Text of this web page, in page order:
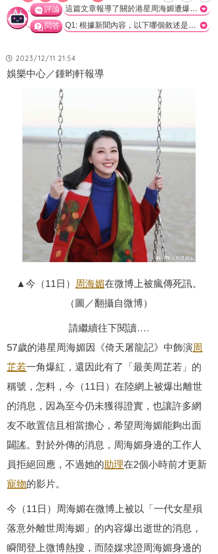
評論 這篇文章報導了關於港星周海媚遭爆離世的消息。目前周海媚身邊的工作人員拒絕回應這一消息，只有助理在2個小時前更新了寵物的影片。這一消息在社群網站上迅速傳播，引起了網友的關注和討論。一些網友認為工作人員的拒絕回應很奇怪，認為只要確認一下人在不在，就能澄清謠言。同時也有網友質疑助理在爆出死訊之前更新寵物的照片，認?這種情況下的拍攝照片的行為可疑。至於此消息的真實性，還需要進一步求證。希望周海媚或其工作人員能夠出面澄清事實。>
問答 Q1: 根據新聞內容，以下哪個敘述是真實的？ A. 周海媚過世了。 B. 周海媚最近更新了她寵物的影片。 C. 周海媚的助理回應了闢謠要求。 正確答案: B. 周海媚最近更新了她寵物的影片。 Q2: 大部分的網友對於周海媚過世的消息有何反應？ A. 他們表示不敢相信，希望周海媚能夠出面闢謠。 B. 他們認為工作人員的拒絕回應有疑點。 C. 他們認為周海媚的助理更新寵物影片是不尋常的。 正確答案: A. 他們表示不敢相信，希望周海媚能夠出面闢謠。 Q3: 以下哪個選項最能夠符合新聞內容的主旨？ A. 娛樂中心報導了周海媚過世的消息。 B. 周海媚的助理最近更新了寵物影片。 C. 網友對於周海媚過世的消息反應不一。 正確答案: C. 網友對於周海媚過世的消息反應不一。
2023/12/11 21:54
娛樂中心／鍾昀軒報導
▲今（11日） 周海媚在微博上被瘋傳死訊。
（圖／翻攝自微博）
請繼續往下閱讀….
57歲的港星周海媚因《倚天屠龍記》中飾演周
芷若一角爆紅，還因此有了「最美周芷若」的
稱號，怎料，今（11日）在陸網上被爆出離世
的消息，因為至今仍未獲得證實，也讓許多網
友不敢置信且相當擔心，希望周海媚能夠出面
闢謠。對於外傳的消息，周海媚身邊的工作人
員拒絕回應，不過她的助理在2個小時前才更新
寵物的影片。
今（11日）周海媚在微博上被以「一代女星殞
落意外離世周海媚」的內容爆出逝世的消息，
瞬間登上微博熱搜，而陸媒求證周海媚身邊的